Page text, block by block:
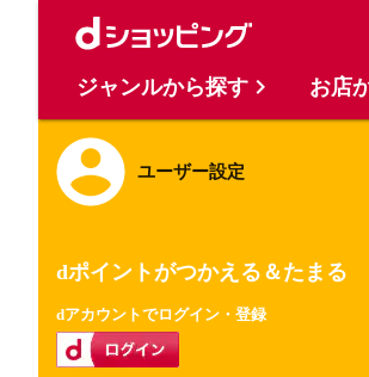
ユーザー設定
dポイントがつかえる＆たまる
dアカウントでログイン・登録
ジャンルから探す お店